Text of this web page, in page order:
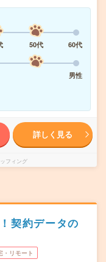
50代
60代
男性
詳しく見る
フィング
契約データの
・リモート